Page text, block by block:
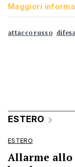
Maggiori
attacco russo
ESTERO
ESTERO
Allarme allo